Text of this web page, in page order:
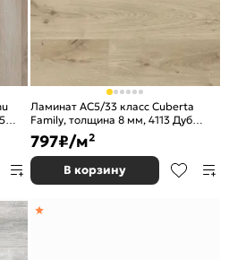
Ламинат AC5/33 класс Cuberta
Family, толщина 8 мм, 4113 Дуб
Беверли
797₽/м²
В корзину